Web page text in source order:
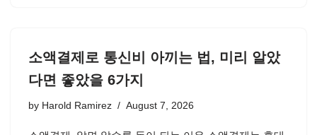
소액결제로 통신비 아끼는 법, 미리 알았
다면 좋았을 6가지
by Harold Ramirez August 7, 2026